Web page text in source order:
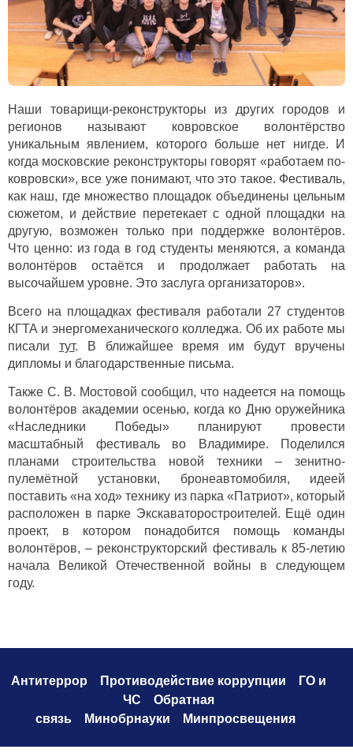
Наши товарищи-реконструкторы из других городов и
регионов называют ковровское волонтёрство
уникальным явлением, которого больше нет нигде. И
когда московские реконструкторы говорят «работаем по-
ковровски», все уже понимают, что это такое. Фестиваль,
как наш, где множество площадок объединены цельным
сюжетом, и действие перетекает с одной площадки на
другую, возможен только при поддержке волонтёров.
Что ценно: из года в год студенты меняются, а команда
волонтёров остаётся и продолжает работать на
высочайшем уровне. Это заслуга организаторов».
Всего на площадках фестиваля работали 27 студентов
КГТА и энергомеханического колледжа. Об их работе мы
писали тут. В ближайшее время им будут вручены
дипломы и благодарственные письма.
Также С. В. Мостовой сообщил, что надеется на помощь
волонтёров академии осенью, когда ко Дню оружейника
«Наследники Победы» планируют провести
масштабный фестиваль во Владимире. Поделился
планами строительства новой техники – зенитно-
пулемётной установки, бронеавтомобиля, идеей
поставить «на ход» технику из парка «Патриот», который
расположен в парке Экскаваторостроителей. Ещё один
проект, в котором понадобится помощь команды
волонтёров, – реконструкторский фестиваль к 85-летию
начала Великой Отечественной войны в следующем
году.
Антитеррор Противодействие коррупции
ГО и
ЧС
Обратная
связь
Минобрнауки Минпросвещения